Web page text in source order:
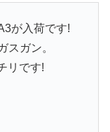
が入荷です!
スガン。
リです!